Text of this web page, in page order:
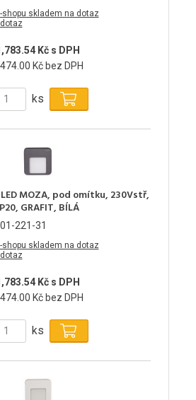
shopu skladem na dotaz
dotaz
Kč s DPH
Kč bez DPH
ks
MOZA, pod omítku, 230Vstř,
GRAFIT, BÍLÁ
221-31
shopu skladem na dotaz
dotaz
Kč s DPH
Kč bez DPH
ks